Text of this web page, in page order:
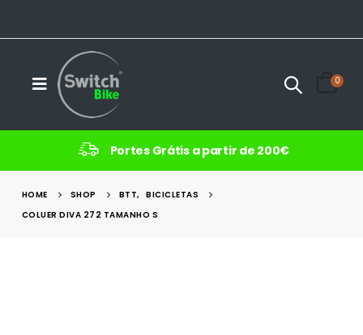
0
Portes Grátis a partir de 200€
HOME SHOP BTT,
BICICLETAS
COLUER DIVA 272 TAMANHO S